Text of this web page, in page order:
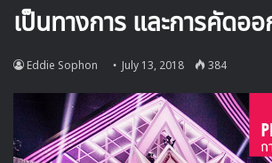
และเบื้องหลังรายการที่ได้เปิดเผยออกมาก่
การโชว์เสน่ห์ที่ไม่คาดคิดของ จีซู ที่ทำให้ส
Unexpected Qอย่าง อึนจีวอน ที่เก็บควา